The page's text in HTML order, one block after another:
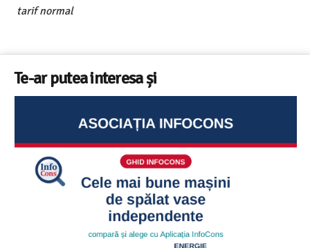
tarif normal
Te-ar putea interesa și